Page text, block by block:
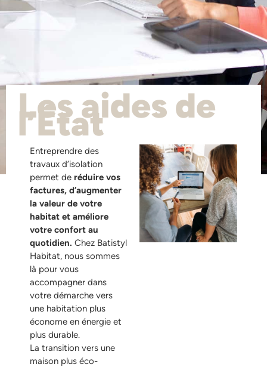
Les aides de
l’État
Entreprendre des
travaux d’isolation
permet de réduire vos
factures, d’augmenter
la valeur de votre
habitat et améliore
votre confort au
quotidien. Chez Batistyl
Habitat, nous sommes
là pour vous
accompagner dans
votre démarche vers
une habitation plus
économe en énergie et
plus durable.
La transition vers une
maison plus éco-